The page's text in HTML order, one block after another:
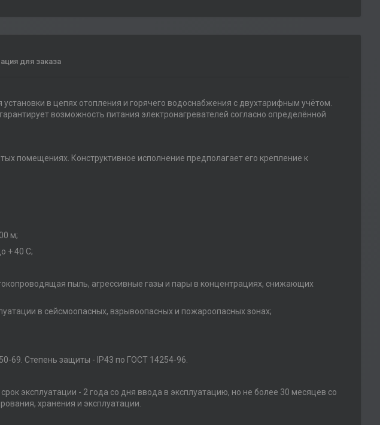
для заказа
установки в цепях отопления и горячего водоснабжения с двухтарифным учётом.
возможность питания электронагревателей согласно определённой
помещениях. Конструктивное исполнение предполагает его крепление к
м;
+ 40 С;
пыль, агрессивные газы и пары в концентрациях, снижающих
в сейсмоопасных, взрывоопасных и пожароопасных зонах;
69. Степень защиты - IР43 по ГОСТ 14254-96.
эксплуатации - 2 года со дня ввода в эксплуатацию, но не более 30 месяцев со
хранения и эксплуатации.